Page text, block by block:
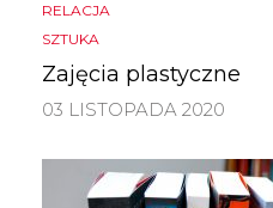
RELACJA
SZTUKA
Zajęcia plastyczne
03 LISTOPADA 2020